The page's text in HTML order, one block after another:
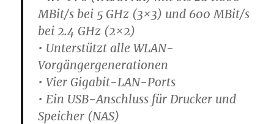
MBit/s bei 5 GHz (3×3) und 600 MBit/s
bei 2.4 GHz (2×2)
• Unterstützt alle WLAN-
Vorgängergenerationen
• Vier Gigabit-LAN-Ports
• Ein USB-Anschluss für Drucker und
Speicher (NAS)